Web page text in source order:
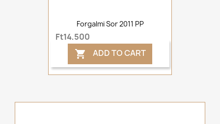
Forgalmi Sor 2011 PP
Ft14,500
 ADD TO CART